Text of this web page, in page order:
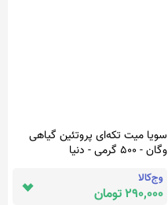
سویا میت تکه‌ای پروتئین گیاهی
وگان - 500 گرمی - دنیا
وج‌کالا
290,000 تومان